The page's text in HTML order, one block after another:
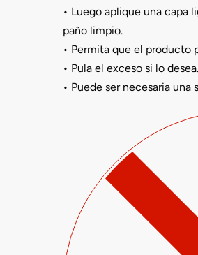
• Luego aplique una capa
paño limpio.
• Permita que el producto
• Pula el exceso si lo desea.
• Puede ser necesaria